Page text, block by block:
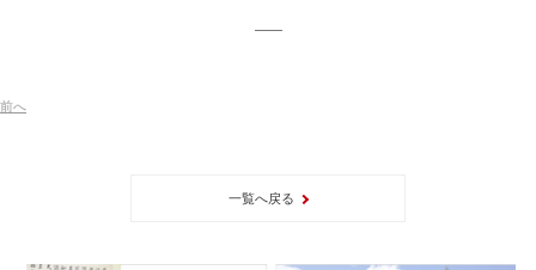
前へ
一覧へ戻る